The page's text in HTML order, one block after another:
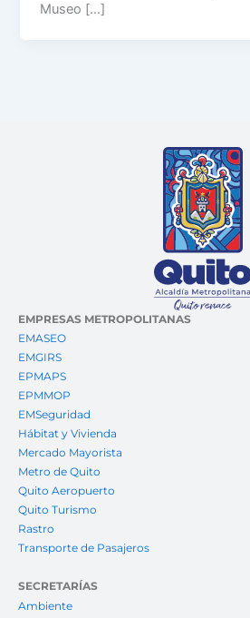
Museo […]
EMPRESAS METROPOLITANAS
EMASEO
EMGIRS
EPMAPS
EPMMOP
EMSeguridad
Hábitat y Vivienda
Mercado Mayorista
Metro de Quito
Quito Aeropuerto
Quito Turismo
Rastro
Transporte de Pasajeros
SECRETARÍAS
Ambiente